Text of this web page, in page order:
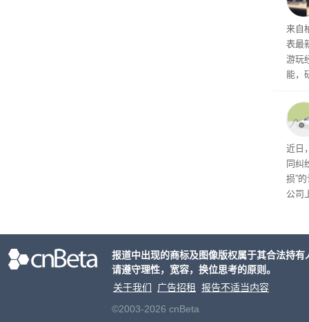
内
来自
表最
游玩
能，
训
近日
同纠
损”
公司
报道中出现的商标及图像版权属于其合法持
请遵守理性，宽容，换位思考的原则。
关于我们
广告招租
报告不适当内容
©2003-2026 cnBeta